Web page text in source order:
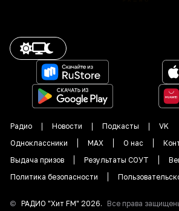
Радио Новости Подкасты
VK
Одноклассники
MAX О нас
Выдача призов
Результаты СОУТ
Политика безопасности
© РАДИО "Хит FM" 2026. Все права